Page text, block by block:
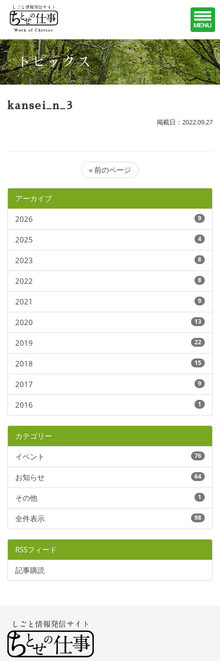
トピックス
kansei_n_3
掲載日：2022.09.27
« 前のページ
アーカイブ
2026 9
2025 4
2023 8
2022 8
2021 9
2020 13
2019 22
2018 15
2017 9
2016 1
カテゴリー
イベント 76
お知らせ 64
その他 1
全件表示 98
RSSフィード
記事購読